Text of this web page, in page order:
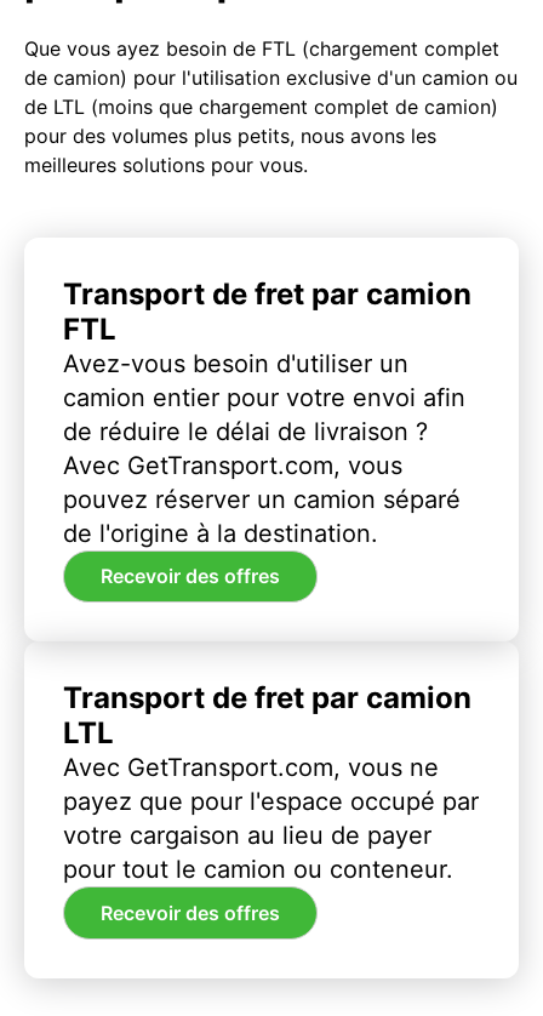
Que vous ayez besoin de FTL (chargement complet
de camion) pour l'utilisation exclusive d'un camion ou
de LTL (moins que chargement complet de camion)
pour des volumes plus petits, nous avons les
meilleures solutions pour vous.
Transport de fret par camion
FTL
Avez-vous besoin d'utiliser un
camion entier pour votre envoi afin
de réduire le délai de livraison ?
Avec GetTransport.com, vous
pouvez réserver un camion séparé
de l'origine à la destination.
Recevoir des offres
Transport de fret par camion
LTL
Avec GetTransport.com, vous ne
payez que pour l'espace occupé par
votre cargaison au lieu de payer
pour tout le camion ou conteneur.
Recevoir des offres